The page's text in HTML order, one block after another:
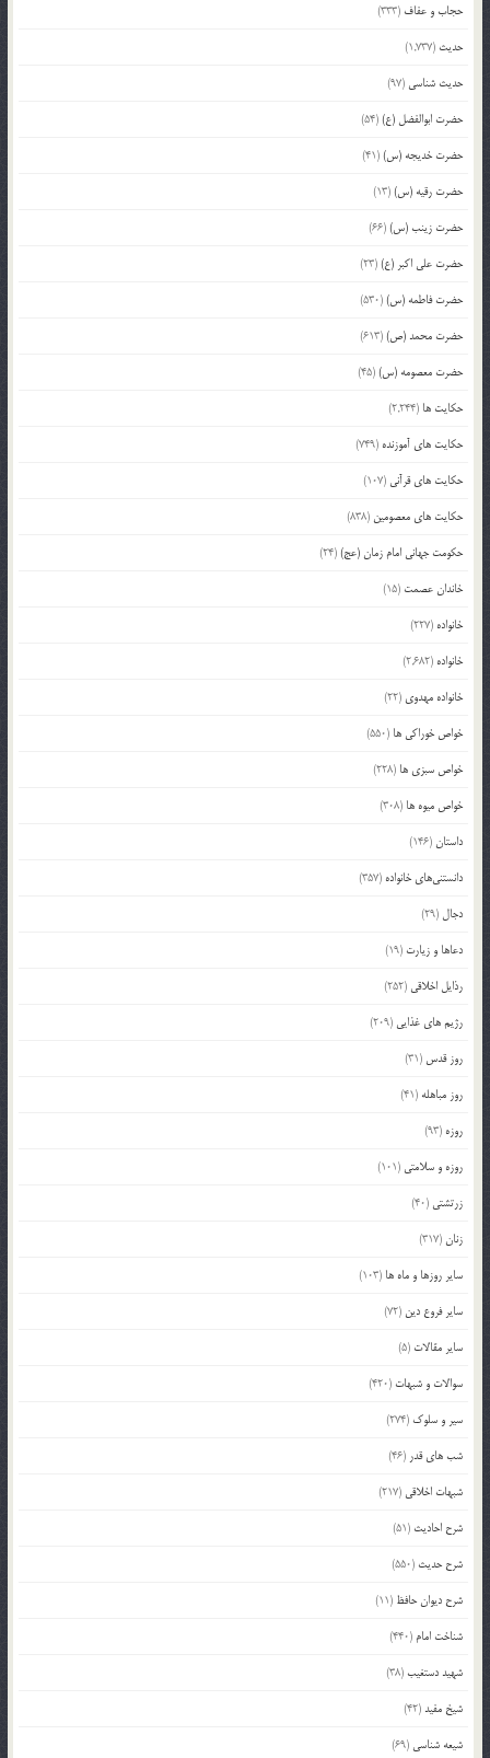
حجاب و عفاف (333)
حدیث (1,737)
حدیث شناسی (97)
حضرت ابوالفضل (ع)(54)
حضرت خدیجه (س)(41)
حضرت رقیه (س)(13)
حضرت زینب (س)(66)
حضرت علی اکبر (ع)(23)
حضرت فاطمه (س)(530)
حضرت محمد (ص)(613)
حضرت معصومه (س)(45)
حکایت ها (2,244)
حکایت های آموزنده (749)
حکایت های قرآنی (107)
حکایت های معصومین (838)
حکومت جهانی امام زمان (عج)(24)
خاندان عصمت (15)
خانواده (227)
خانواده (2,682)
خانواده مهدوی (22)
خواص خوراکی ها (550)
خواص سبزی ها (228)
خواص میوه ها (308)
داستان(146)
دانستنی‌های خانواده (357)
دجال (29)
دعاها و زیارت (19)
رذایل اخلاقی (252)
رژیم های غذایی (209)
روز قدس (31)
روز مباهله (41)
روزه (93)
روزه و سلامتی (101)
زرتشتی (40)
زنان(317)
سایر روزها و ماه ها (103)
سایر فروع دین (72)
سایر مقالات (5)
سوالات و شبهات (420)
سیر و سلوک (274)
شب های قدر (46)
شبهات اخلاقی (217)
شرح احادیث (51)
شرح حدیث (550)
شرح دیوان حافظ (11)
شناخت امام (440)
شهید دستغیب(38)
شیخ مفید(42)
شیعه شناسی (69)